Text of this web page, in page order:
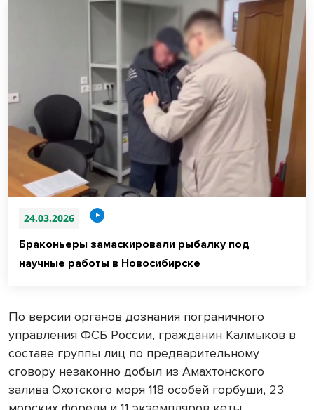
24.03.2026
Браконьеры замаскировали рыбалку под
научные работы в Новосибирске
По версии органов дознания пограничного
управления ФСБ России, гражданин Калмыков в
составе группы лиц по предварительному
сговору незаконно добыл из Амахтонского
залива Охотского моря 118 особей горбуши, 23